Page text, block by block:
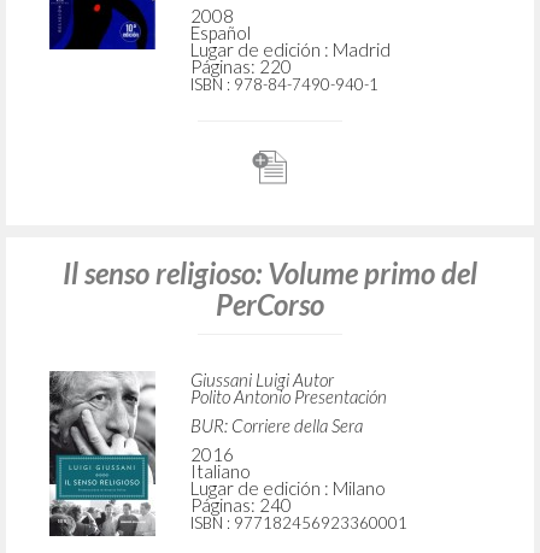
2008
Español
Lugar de edición : Madrid
Páginas: 220
ISBN : 978-84-7490-940-1
Il senso religioso: Volume primo del
PerCorso
Giussani Luigi Autor
Polito Antonio Presentación
BUR: Corriere della Sera
2016
Italiano
Lugar de edición : Milano
Páginas: 240
ISBN : 977182456923360001